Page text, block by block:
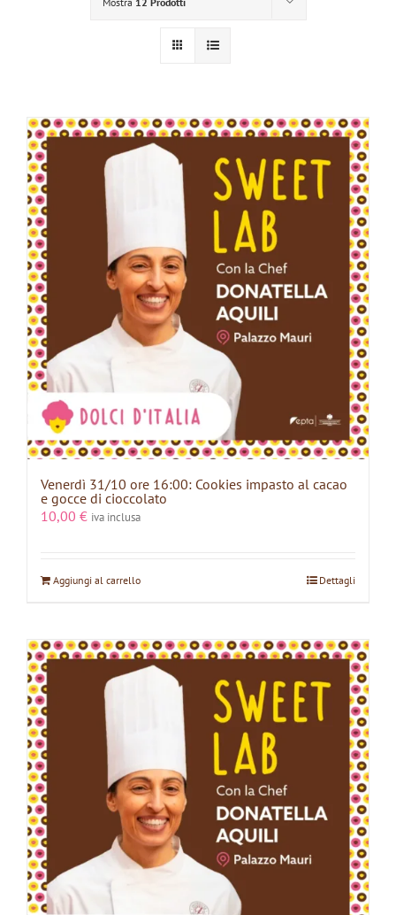
Venerdì 31/10 ore 16:00: Cookies impasto al cacao
e gocce di cioccolato
10,00 € iva inclusa
Aggiungi al carrello Dettagli